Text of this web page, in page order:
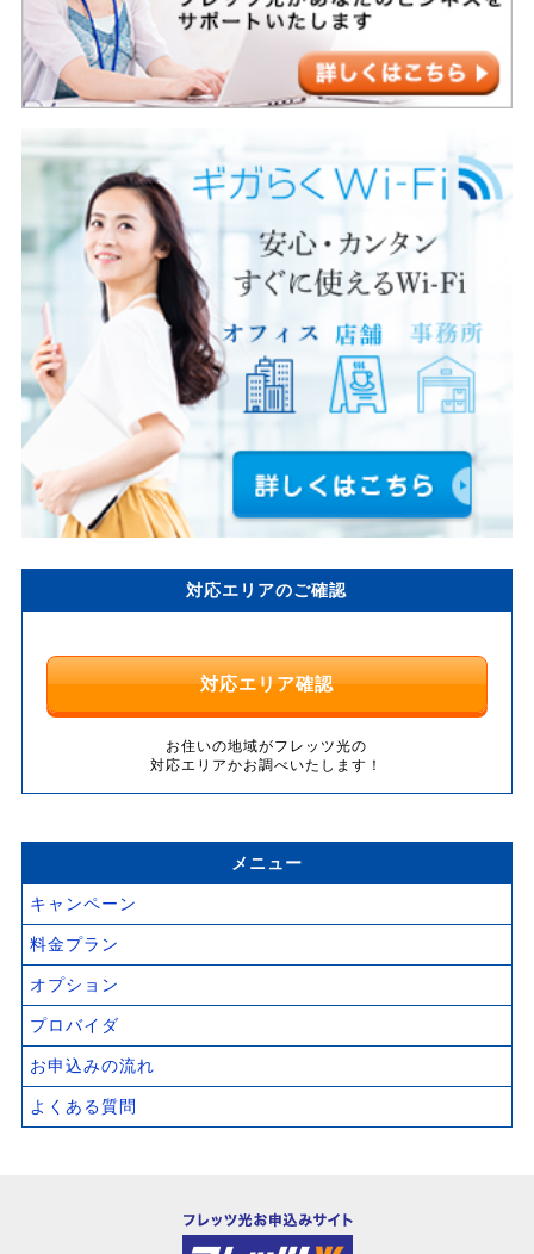
対応エリアのご確認
対応エリア確認
お住いの地域がフレッツ光の
対応エリアかお調べいたします！
メニュー
キャンペーン
料金プラン
オプション
プロバイダ
お申込みの流れ
よくある質問